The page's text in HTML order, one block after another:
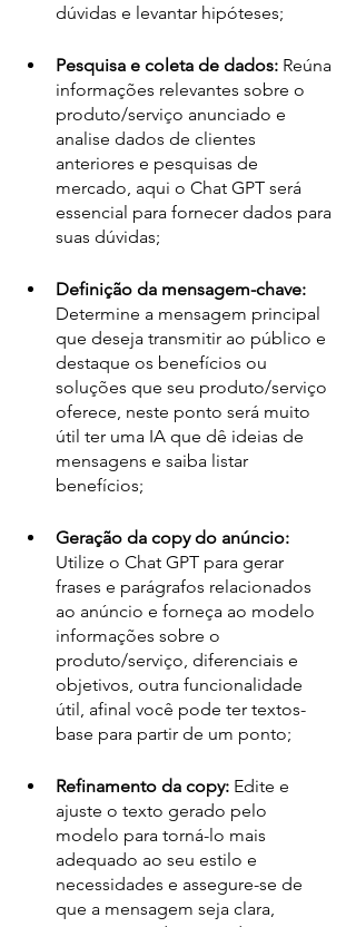
dúvidas e levantar hipóteses;
Pesquisa e coleta de dados: Reúna
informações relevantes sobre o
produto/serviço anunciado e
analise dados de clientes
anteriores e pesquisas de
mercado, aqui o Chat GPT será
essencial para fornecer dados para
suas dúvidas;
Definição da mensagem-chave:
Determine a mensagem principal
que deseja transmitir ao público e
destaque os benefícios ou
soluções que seu produto/serviço
oferece, neste ponto será muito
útil ter uma IA que dê ideias de
mensagens e saiba listar
benefícios;
Geração da copy do anúncio:
Utilize o Chat GPT para gerar
frases e parágrafos relacionados
ao anúncio e forneça ao modelo
informações sobre o
produto/serviço, diferenciais e
objetivos, outra funcionalidade
útil, afinal você pode ter textos-
base para partir de um ponto;
Refinamento da copy: Edite e
ajuste o texto gerado pelo
modelo para torná-lo mais
adequado ao seu estilo e
necessidades e assegure-se de
que a mensagem seja clara,